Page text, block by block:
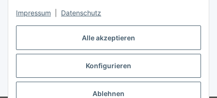
Alle akzeptieren
Konfigurieren
Ablehnen
Impressum Datenschutz
Vertrag widerrufen
* Alle Preise inkl. gesetzlicher USt., inkl.Versand